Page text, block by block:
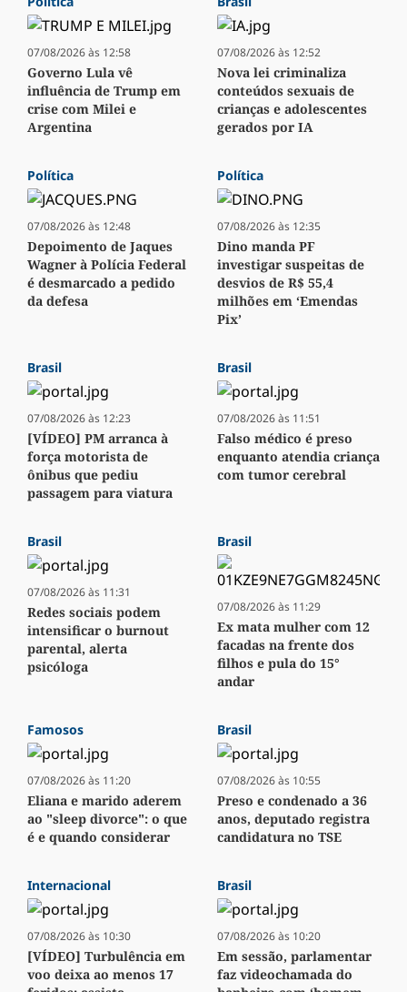
07/08/2026 às 12:58
Governo Lula vê
influência de Trump em
crise com Milei e
Argentina
07/08/2026 às 12:52
Nova lei criminaliza
conteúdos sexuais de
crianças e adolescentes
gerados por IA
Política
07/08/2026 às 12:48
Depoimento de Jaques
Wagner à Polícia Federal
é desmarcado a pedido
da defesa
Política
07/08/2026 às 12:35
Dino manda PF
investigar suspeitas de
desvios de R$ 55,4
milhões em ‘Emendas
Pix’
Brasil
07/08/2026 às 12:23
[VÍDEO] PM arranca à
força motorista de
ônibus que pediu
passagem para viatura
Brasil
07/08/2026 às 11:51
Falso médico é preso
enquanto atendia criança
com tumor cerebral
Brasil
07/08/2026 às 11:31
Redes sociais podem
intensificar o burnout
parental, alerta
psicóloga
Brasil
07/08/2026 às 11:29
Ex mata mulher com 12
facadas na frente dos
filhos e pula do 15°
andar
Famosos
07/08/2026 às 11:20
Eliana e marido aderem
ao "sleep divorce": o que
é e quando considerar
Brasil
07/08/2026 às 10:55
Preso e condenado a 36
anos, deputado registra
candidatura no TSE
Internacional
07/08/2026 às 10:30
[VÍDEO] Turbulência em
voo deixa ao menos 17
Brasil
07/08/2026 às 10:20
Em sessão, parlamentar
faz videochamada do